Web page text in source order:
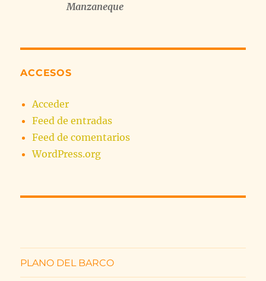
Manzaneque
ACCESOS
Acceder
Feed de entradas
Feed de comentarios
WordPress.org
PLANO DEL BARCO